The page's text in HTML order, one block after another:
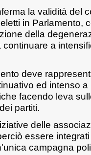
la validità del
in Parlamento,
della
a
deve
ed intenso
facendo leva
partiti.
delle
essere
campagna